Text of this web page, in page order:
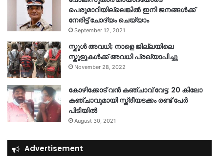
പെരുമാറിയില്ലെങ്കില്‍ ഇനി ജനങ്ങള്‍ക്ക്
നേരിട്ട് ചോദ്യം ചെയ്യാം
September 12, 2021
സ്കൂൾ അവധി; നാളെ ജില്ലയിലെ
സ്കൂളുകൾക്ക് അവധി പ്രഖ്യാപിച്ചു
November 28, 2022
കോഴിക്കോട് വൻ കഞ്ചാവ് വേട്ട: 20 കിലോ
കഞ്ചാവുമായി സ്ത്രീയടക്കം രണ്ട് പേർ
പിടിയിൽ
August 30, 2021
Advertisement